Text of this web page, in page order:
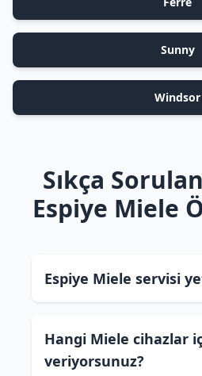
Sunny
Windsor
Sıkça
Espiye Miele
Espiye Miele servisi
Hangi Miele cihazlar
veriyorsunuz?